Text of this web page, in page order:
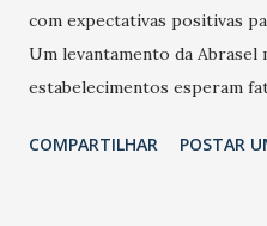
com expectativas positivas
Um levantamento da Abrasel
estabelecimentos esperam
relação ao último trimestre
COMPARTILHAR POSTAR